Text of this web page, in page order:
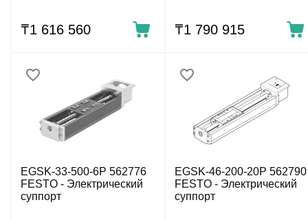
₸1 616 560 ₸1 790 915
EGSK-33-500-6P 562776
FESTO - Электрический
суппорт
EGSK-46-200-20P 562790
FESTO - Электрический
суппорт